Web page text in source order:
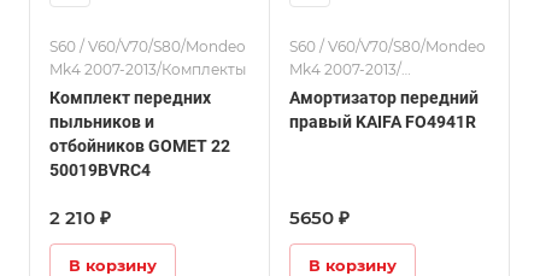
S60 / V60/V70/S80/Mondeo
Mk4 2007-2013/Комплекты
Комплект передних
пыльников и
отбойников GOMET 22
50019BVRC4
2 210 ₽
В корзину
S60 / V60/V70/S80/Mondeo
Mk4 2007-2013/
Амортизаторы
Амортизатор передний
правый KAIFA FO4941R
5650 ₽
В корзину